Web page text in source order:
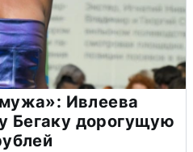
Ивлеева
Бегаку дорогущую